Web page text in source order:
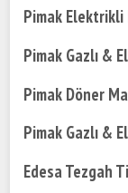
Pimak Elektrikli
Pimak Gazlı &
Pimak Döner
Pimak Gazlı &
Edesa Tezgah